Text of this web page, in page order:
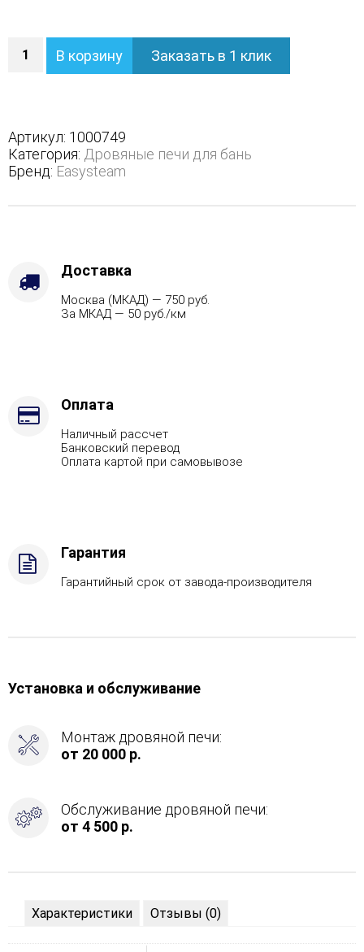
Печь
Анапа
трехстороннем
кожухе
-
Защита
Талькохлорит,
Вид
топлива
каменку
В корзину Заказать в 1 клик
Артикул: 1000749
Категория: Дровяные печи для бань
Бренд: Easysteam
Доставка
Москва (МКАД) — 750 руб.
За МКАД — 50 руб./км
Оплата
Наличный рассчет
Банковский перевод
Оплата картой при самовывозе
Гарантия
Гарантийный срок от завода-производителя
Установка и обслуживание
Монтаж дровяной печи:
от 20 000 р.
Обслуживание дровяной печи:
от 4 500 р.
Характеристики Отзывы (0)